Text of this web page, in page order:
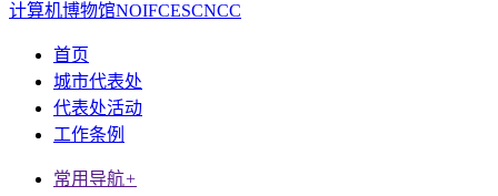
计算机博物馆NOIFCESCNCC
首页
城市代表处
代表处活动
工作条例
常用导航+